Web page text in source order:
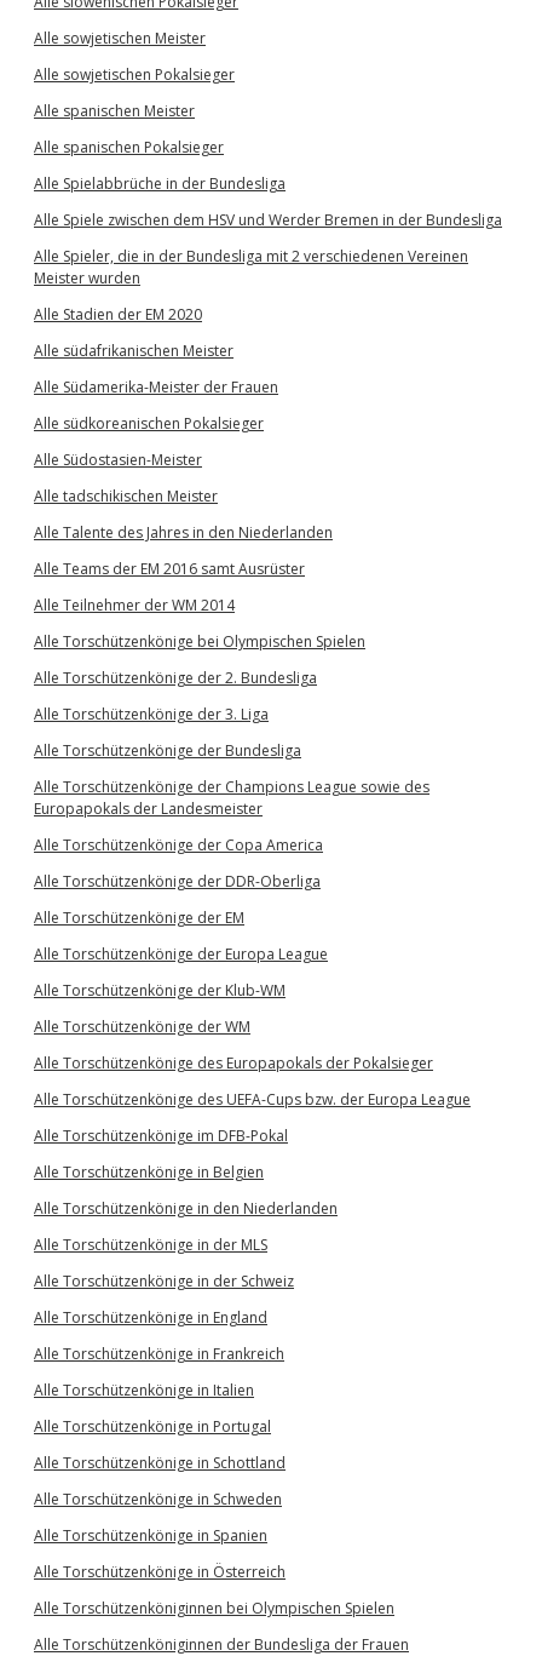
Alle sowjetischen Meister
Alle sowjetischen Pokalsieger
Alle spanischen Meister
Alle spanischen Pokalsieger
Alle Spielabbrüche in der Bundesliga
Alle Spiele zwischen dem HSV und Werder Bremen in der Bundesliga
Alle Spieler, die in der Bundesliga mit 2 verschiedenen Vereinen
Meister wurden
Alle Stadien der EM 2020
Alle südafrikanischen Meister
Alle Südamerika-Meister der Frauen
Alle südkoreanischen Pokalsieger
Alle Südostasien-Meister
Alle tadschikischen Meister
Alle Talente des Jahres in den Niederlanden
Alle Teams der EM 2016 samt Ausrüster
Alle Teilnehmer der WM 2014
Alle Torschützenkönige bei Olympischen Spielen
Alle Torschützenkönige der 2. Bundesliga
Alle Torschützenkönige der 3. Liga
Alle Torschützenkönige der Bundesliga
Alle Torschützenkönige der Champions League sowie des
Europapokals der Landesmeister
Alle Torschützenkönige der Copa America
Alle Torschützenkönige der DDR-Oberliga
Alle Torschützenkönige der EM
Alle Torschützenkönige der Europa League
Alle Torschützenkönige der Klub-WM
Alle Torschützenkönige der WM
Alle Torschützenkönige des Europapokals der Pokalsieger
Alle Torschützenkönige des UEFA-Cups bzw. der Europa League
Alle Torschützenkönige im DFB-Pokal
Alle Torschützenkönige in Belgien
Alle Torschützenkönige in den Niederlanden
Alle Torschützenkönige in der MLS
Alle Torschützenkönige in der Schweiz
Alle Torschützenkönige in England
Alle Torschützenkönige in Frankreich
Alle Torschützenkönige in Italien
Alle Torschützenkönige in Portugal
Alle Torschützenkönige in Schottland
Alle Torschützenkönige in Schweden
Alle Torschützenkönige in Spanien
Alle Torschützenkönige in Österreich
Alle Torschützenköniginnen bei Olympischen Spielen
Alle Torschützenköniginnen der Bundesliga der Frauen